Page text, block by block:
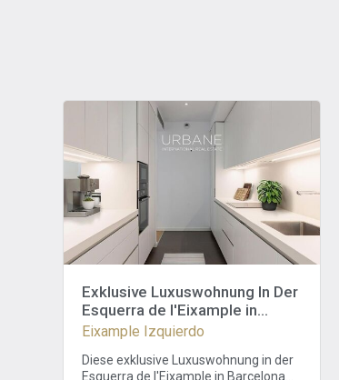
Exklusive Luxuswohnung In Der
Esquerra de l'Eixample in
Barcelona
Eixample Izquierdo
Diese exklusive Luxuswohnung in der
Esquerra de l'Eixample in Barcelona